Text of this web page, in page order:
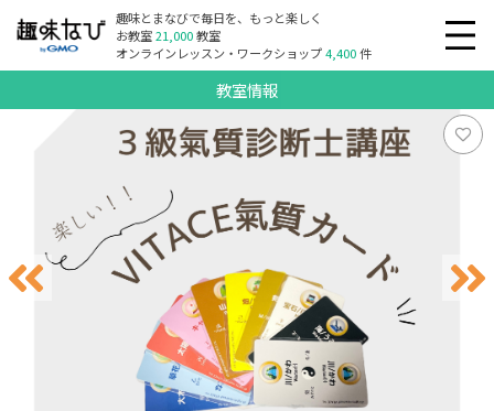
趣味とまなびで毎日を、もっと楽しく
お教室21,000教室
オンラインレッスン・ワークショップ4,400件
教室情報